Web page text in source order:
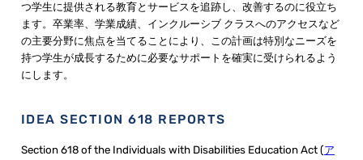
つ学生に提供される教育とサービスを追跡し、改善するのに役立ち
ます。卒業率、学業成績、インクルーシブ クラスへのアクセスなど
の主要分野に焦点を当てることにより、この計画は特別なニーズを
持つ学生が成長するために必要なサポートを確実に受けられるよう
にします。
IDEA SECTION 618 REPORTS
Section 618 of the Individuals with Disabilities Education Act (ア